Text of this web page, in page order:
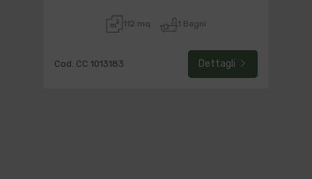
112 mq 1 Bagni
Cod. CC 1013183 Dettagli